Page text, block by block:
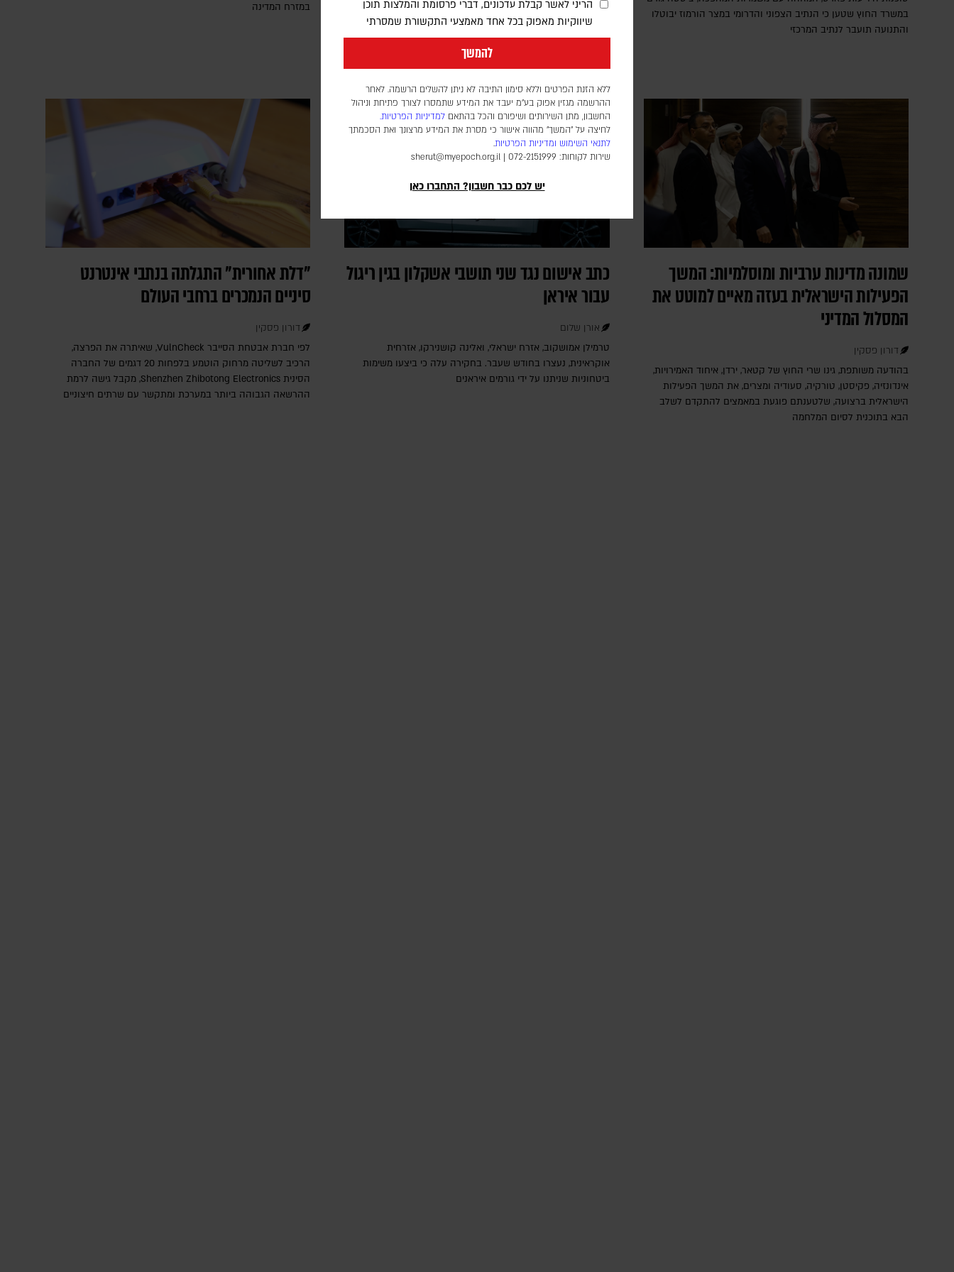
הריני לאשר קבלת עדכונים, דברי פרסומת והמלצות תוכן
שיווקיות מאפוק בכל אחד מאמצעי התקשורת שמסרתי
להמשך
ללא הזנת הפרטים וללא סימון התיבה לא ניתן להשלים הרשמה. לאחר
ההרשמה מגזין אפוק בע״מ יעבד את המידע שתמסרו לצורך פתיחת וניהול
החשבון, מתן השירותים ושיפורם והכל בהתאם למדיניות הפרטיות.
לחיצה על "המשך" מהווה אישור כי מסרת את המידע מרצונך ואת הסכמתך
לתנאי השימוש ומדיניות הפרטיות.
שירות לקוחות: 072-2151999 |
sherut@myepoch.org.il
יש לכם כבר חשבון? התחברו כאן
במשרד החוץ שטען כי הנתיב הצפוני והדרומי במצר הורמוז יבוטלו
והתנועה תועבר לנתיב המרכזי
גבוה. התקיפות במפרץ הפכו את התרחיש התיאורטי למשבר
במזרח המדינה
שמונה מדינות ערביות ומוסלמיות: המשך
הפעילות הישראלית בעזה מאיים למוטט את
המסלול המדיני
דורון פסקין
בהודעה משותפת, גינו שרי החוץ של קטאר, ירדן, איחוד האמירויות,
אינדונזיה, פקיסטן, טורקיה, סעודיה ומצרים, את המשך הפעילות
הישראלית ברצועה, שלטענתם פוגעת במאמצים להתקדם לשלב
הבא בתוכנית לסיום המלחמה
כתב אישום נגד שני תושבי אשקלון בגין ריגול
עבור איראן
אורן שלום
טרמילן אמושקוב, אזרח ישראלי, ואלינה קושנירקו, אזרחית
אוקראינית, נעצרו בחודש שעבר. בחקירה עלה כי ביצעו משימות
ביטחוניות שניתנו על ידי גורמים איראנים
"דלת אחורית" התגלתה בנתבי אינטרנט
סיניים הנמכרים ברחבי העולם
דורון פסקין
לפי חברת אבטחת הסייבר VulnCheck‎, שאיתרה את הפרצה,
הרכיב לשליטה מרחוק הוטמע בלפחות 20 דגמים של החברה
הסינית Shenzhen Zhibotong Electronics‎, מקבל גישה לרמת
ההרשאה הגבוהה ביותר במערכת ומתקשר עם שרתים חיצוניים